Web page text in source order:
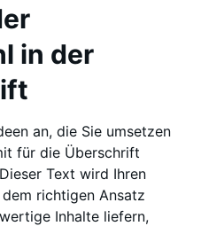
in der
an, die Sie umsetzen
für die Überschrift
Text wird Ihren
richtigen Ansatz
Inhalte liefern,